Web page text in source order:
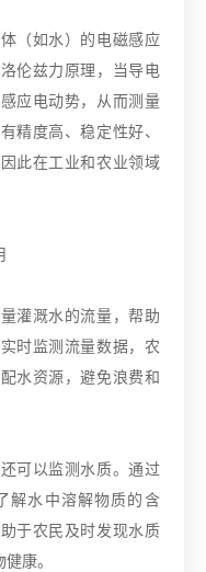
（如水）的电磁感应
伦兹力原理，当导电
应电动势，从而测量
精度高、稳定性好、
此在工业和农业领域
灌溉水的流量，帮助
时监测流量数据，农
水资源，避免浪费和
可以监测水质。通过
解水中溶解物质的含
于农民及时发现水质
康。